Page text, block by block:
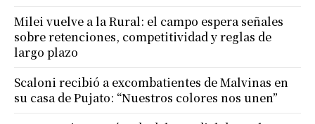
Milei vuelve a la Rural: el campo espera señales
sobre retenciones, competitividad y reglas de
largo plazo
Scaloni recibió a excombatientes de Malvinas en
su casa de Pujato: “Nuestros colores nos unen”